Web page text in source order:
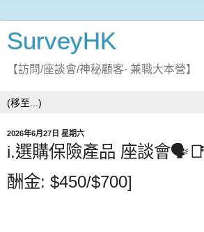
SurveyHK
【訪問/座談會/神秘顧客- 兼職大本營】
2026年6月27日 星期六
i.選購保險產品 座談會
酬金: $450/$700]